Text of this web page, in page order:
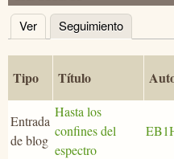
Solapas principales
Ver Seguimiento
Tipo Título
Entrada
de blog
Hasta los
confines del
espectro